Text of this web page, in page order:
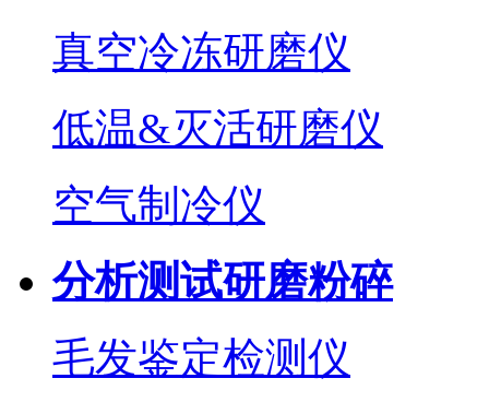
真空冷冻研磨仪
低温&灭活研磨仪
空气制冷仪
分析测试研磨粉碎
毛发鉴定检测仪